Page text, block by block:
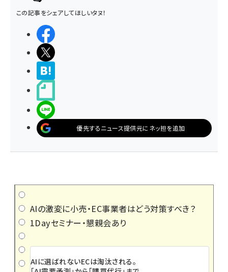
この記事をシェアしてほしいタヌ！
優先するニュース提供元にネッ担を追加
AIの激変に小売・EC事業者はどう対策すべき？
1Dayセミナー・懇親会あり
AIに選ばれないECは淘汰される。